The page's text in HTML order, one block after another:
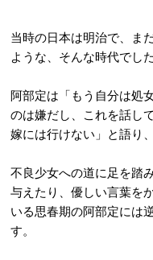
当時の日本は明治で、ま
ような、そんな時代でした
阿部定は「もう自分は処
のは嫌だし、これを話し
嫁には行けない」と語り
不良少女への道に足を踏
与えたり、優しい言葉を
いる思春期の阿部定には
す。